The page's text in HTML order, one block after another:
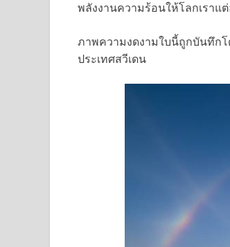
พลังงานความร้อนให้โลกเราแต่
ภาพความงดงามใบนี้ถูกบันทึกโด
ประเทศสวีเดน